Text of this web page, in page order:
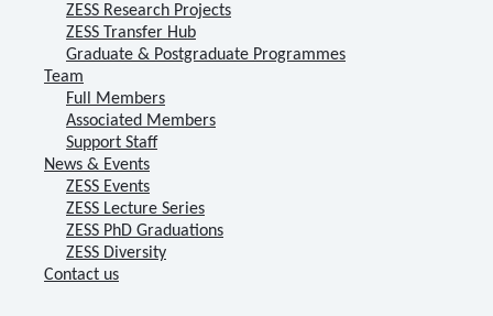
ZESS Research Projects
ZESS Transfer Hub
Graduate & Postgraduate Programmes
Team
Full Members
Associated Members
Support Staff
News & Events
ZESS Events
ZESS Lecture Series
ZESS PhD Graduations
ZESS Diversity
Contact us